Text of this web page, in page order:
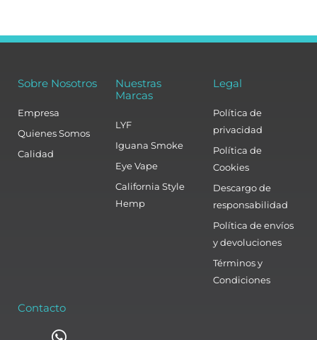
Sobre Nosotros
Empresa
Quienes Somos
Calidad
Nuestras
Marcas
LYF
Iguana Smoke
Eye Vape
California Style
Hemp
Legal
Política de
privacidad
Política de
Cookies
Descargo de
responsabilidad
Política de envíos
y devoluciones
Términos y
Condiciones
Contacto